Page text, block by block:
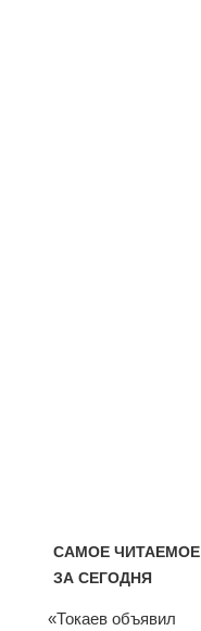
САМОЕ ЧИТАЕМОЕ
ЗА СЕГОДНЯ
«Токаев объявил